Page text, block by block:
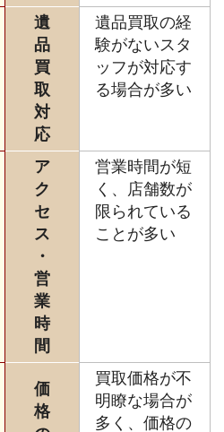
遺
品
買
取
対
応
遺品買取の経
験がないスタ
ッフが対応す
る場合が多い
ア
ク
セ
ス
・
営
業
時
間
営業時間が短
く、店舗数が
限られている
ことが多い
価
格
買取価格が不
明瞭な場合が
多く、価格の